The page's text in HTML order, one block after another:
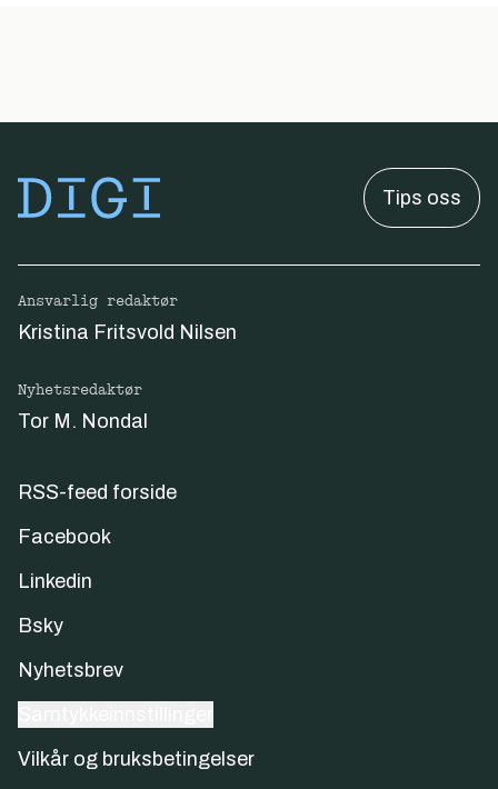
Tips oss
Ansvarlig redaktør
Kristina Fritsvold Nilsen
Nyhetsredaktør
Tor M. Nondal
RSS-feed forside
Facebook
Linkedin
Bsky
Nyhetsbrev
Vilkår og bruksbetingelser